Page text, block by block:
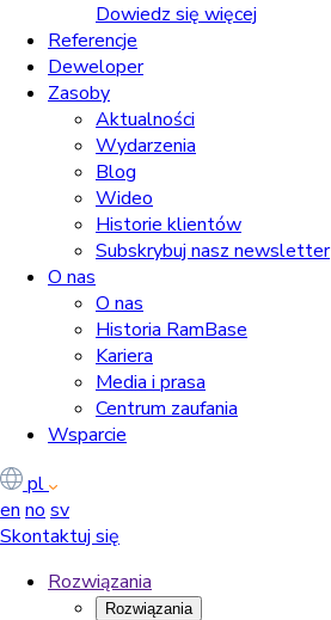
Dowiedz się więcej
Referencje
Deweloper
Zasoby
Aktualności
Wydarzenia
Blog
Wideo
Historie klientów
Subskrybuj nasz newsletter
O nas
O nas
Historia RamBase
Kariera
Media i prasa
Centrum zaufania
Wsparcie
pl
en no sv
Skontaktuj się
Rozwiązania
Rozwiązania